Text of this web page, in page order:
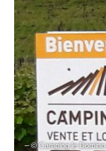
– © Camping le Domino